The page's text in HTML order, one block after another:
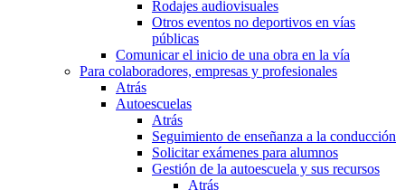
Rodajes audiovisuales
Otros eventos no deportivos en vías
públicas
Comunicar el inicio de una obra en la vía
Para colaboradores, empresas y profesionales
Atrás
Autoescuelas
Atrás
Seguimiento de enseñanza a la conducción
Solicitar exámenes para alumnos
Gestión de la autoescuela y sus recursos
Atrás